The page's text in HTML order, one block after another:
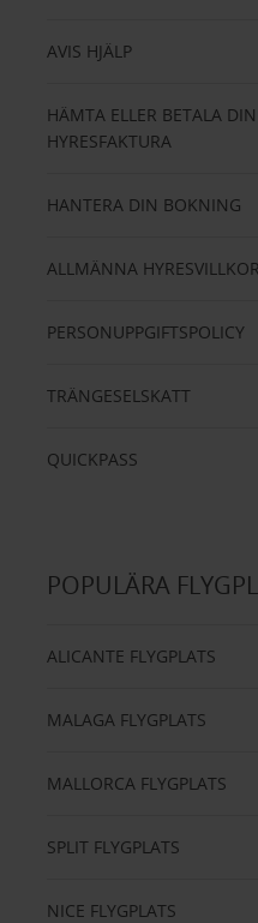
AVIS HJÄLP
HÄMTA ELLER BETALA DIN
HYRESFAKTURA
HANTERA DIN BOKNING
ALLMÄNNA HYRESVILLKOR
PERSONUPPGIFTSPOLICY
TRÄNGESELSKATT
QUICKPASS
POPULÄRA
ALICANTE FLYGPLATS
MALAGA FLYGPLATS
MALLORCA FLYGPLATS
SPLIT FLYGPLATS
NICE FLYGPLATS